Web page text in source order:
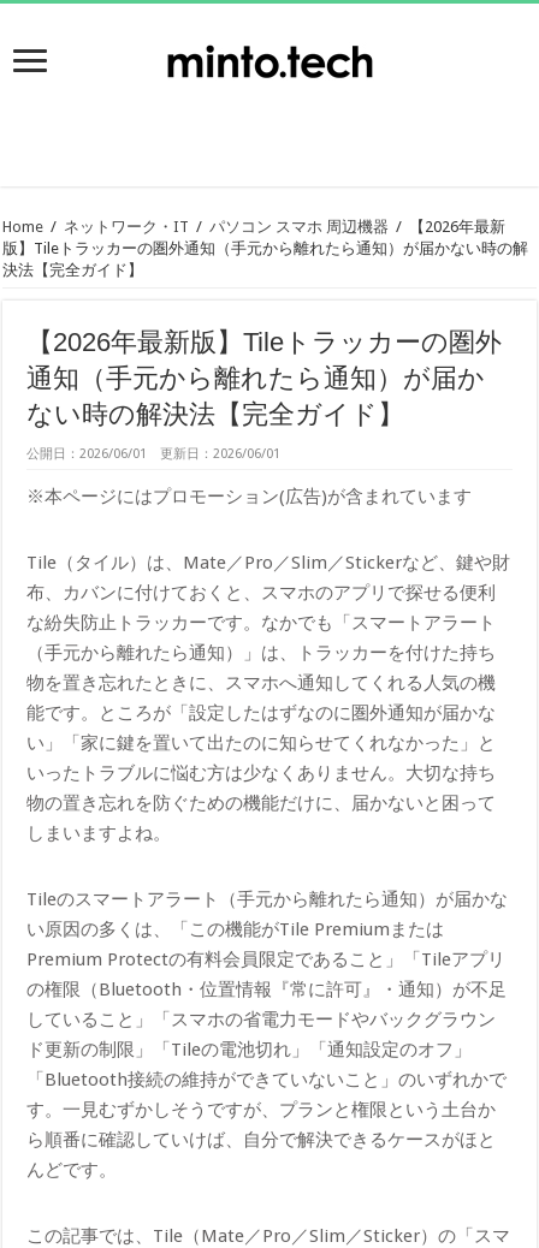
Home / ネットワーク・IT / パソコン スマホ 周辺機器 /
【2026年最新
版】Tileトラッカーの圏外通知（手元から離れたら通知）が届かない時の解
決法【完全ガイド】
【2026年最新版】Tileトラッカーの圏外
通知（手元から離れたら通知）が届か
ない時の解決法【完全ガイド】
公開日：2026/06/01 更新日：2026/06/01
※本ページにはプロモーション(広告)が含まれています
Tile（タイル）は、Mate／Pro／Slim／Stickerなど、鍵や財
布、カバンに付けておくと、スマホのアプリで探せる便利
な紛失防止トラッカーです。なかでも「スマートアラート
（手元から離れたら通知）」は、トラッカーを付けた持ち
物を置き忘れたときに、スマホへ通知してくれる人気の機
能です。ところが「設定したはずなのに圏外通知が届かな
い」「家に鍵を置いて出たのに知らせてくれなかった」と
いったトラブルに悩む方は少なくありません。大切な持ち
物の置き忘れを防ぐための機能だけに、届かないと困って
しまいますよね。
Tileのスマートアラート（手元から離れたら通知）が届かな
い原因の多くは、「この機能がTile Premiumまたは
Premium Protectの有料会員限定であること」「Tileアプリ
の権限（Bluetooth・位置情報『常に許可』・通知）が不足
していること」「スマホの省電力モードやバックグラウン
ド更新の制限」「Tileの電池切れ」「通知設定のオフ」
「Bluetooth接続の維持ができていないこと」のいずれかで
す。一見むずかしそうですが、プランと権限という土台か
ら順番に確認していけば、自分で解決できるケースがほと
んどです。
この記事では、Tile（Mate／Pro／Slim／Sticker）の「スマ